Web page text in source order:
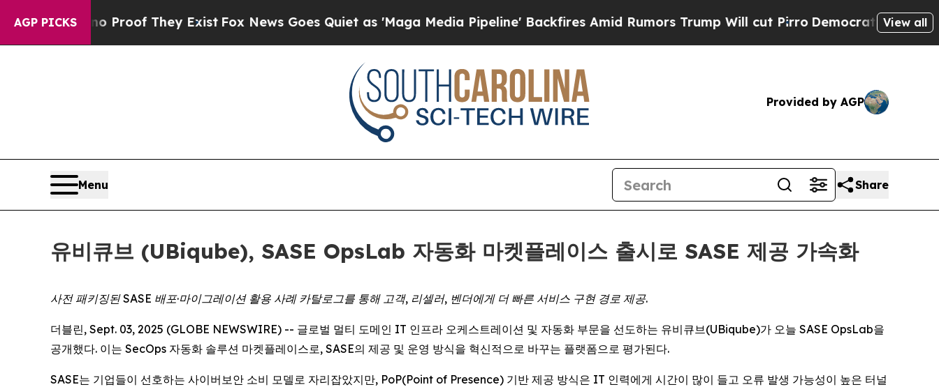
AGP PICKS
Offers no Proof They ExistFox News Goes Quiet as 'Maga Media Pipeline' Backfires Amid Rumors Trump Will cut PirroDemocratic Socialists of
View all
Provided by AGP
Menu Share
유비큐브 (UBiqube), SASE OpsLab 자동화 마켓플레이스 출시로 SASE 제공 가속화
사전 패키징된 SASE 배포·마이그레이션 활용 사례 카탈로그를 통해 고객, 리셀러, 벤더에게 더 빠른 서비스 구현 경로 제공.
더블린, Sept. 03, 2025 (GLOBE NEWSWIRE) -- 글로벌 멀티 도메인 IT 인프라 오케스트레이션 및 자동화 부문을 선도하는 유비큐브(UBiqube)가 오늘 SASE OpsLab을
공개했다. 이는 SecOps 자동화 솔루션 마켓플레이스로, SASE의 제공 및 운영 방식을 혁신적으로 바꾸는 플랫폼으로 평가된다.
SASE는 기업들이 선호하는 사이버보안 소비 모델로 자리잡았지만, PoP(Point of Presence) 기반 제공 방식은 IT 인력에게 시간이 많이 들고 오류 발생 가능성이 높은 터널